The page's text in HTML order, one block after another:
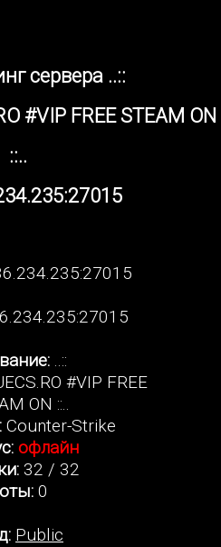
сервера ..::
#VIP FREE STEAM ON
::..
..::
#VIP FREE
ON ::..
Counter-Strike
офлайн
32 / 32
0
Public